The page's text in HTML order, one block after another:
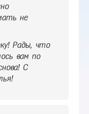
не
Рады, что
вам по
С